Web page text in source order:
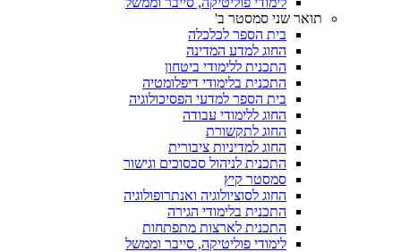
תואר שני סמסטר ב'
בית הספר לכלכלה
החוג למדע המדינה
התכנית ללימודי ביטחון
התכנית בלימודי דיפלומטיה
בית הספר למדעי הפסיכולוגיה
החוג ללימודי עבודה
החוג לתקשורת
החוג למדיניות ציבורית
התכנית לניהול סכסוכים וגישור
סמסטר קיץ
החוג לסוציולוגיה ואנתרופולוגיה
התכנית בלימודי הגירה
התכנית לארצות מתפתחות
לימודי פוליטיקה, סייבר וממשל